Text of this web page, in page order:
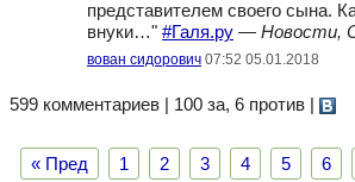
представителем своего сына.
внуки…" #Галя.ру — Новости,
вован сидорович 07:52 05.01.2018
599 комментариев | 100 за, 6 против
« Пред 1 2 3 4 5 6